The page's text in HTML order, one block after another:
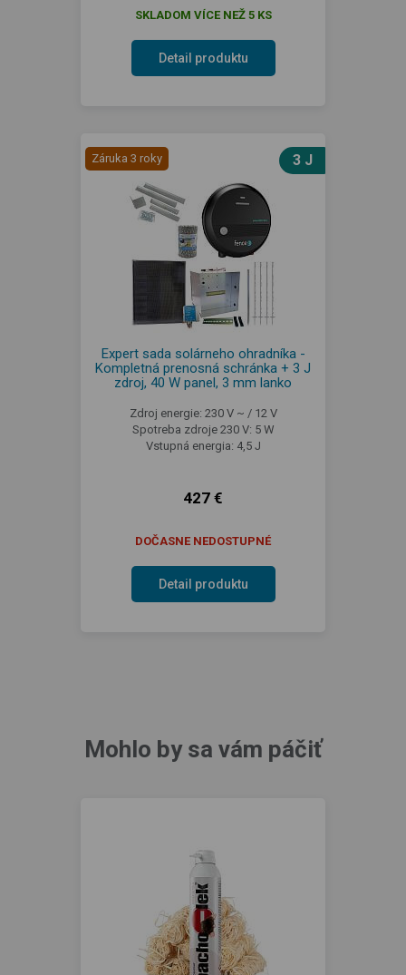
SKLADOM VÍCE NEŽ 5 KS
Detail produktu
Záruka 3 roky 3 J
Expert sada solárneho ohradníka -
Kompletná prenosná schránka + 3 J
zdroj, 40 W panel, 3 mm lanko
Zdroj energie: 230 V ~ / 12 V
Spotreba zdroje 230 V: 5 W
Vstupná energia: 4,5 J
427 €
DOČASNE NEDOSTUPNÉ
Detail produktu
Mohlo by sa vám páčiť